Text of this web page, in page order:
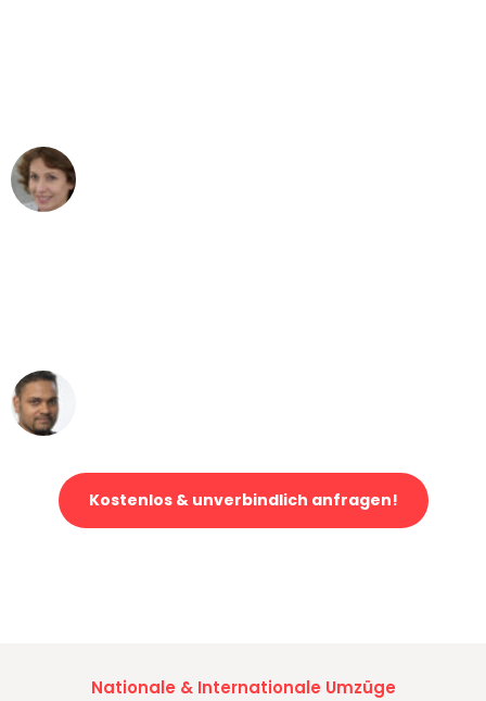
Kostenlos & unverbindlich anfragen!
Nationale & Internationale Umzüge